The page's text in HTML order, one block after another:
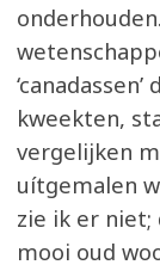
kweekten,
vergelijken
uítgemalen
zie ik er niet;
mooi oud